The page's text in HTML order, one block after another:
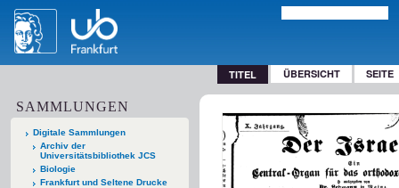
TITEL ÜBERSICHT SEITE
SAMMLUNGEN
Digitale Sammlungen
Archiv der
Universitätsbibliothek JCS
Biologie
Frankfurt und Seltene Drucke